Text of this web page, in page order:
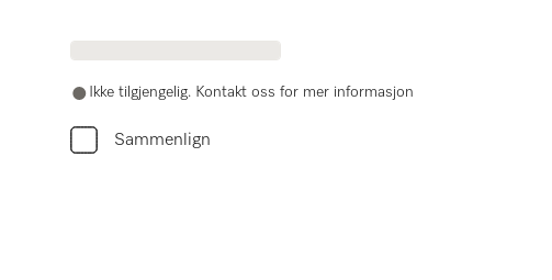
Ikke tilgjengelig. Kontakt oss for mer informasjon
Sammenlign